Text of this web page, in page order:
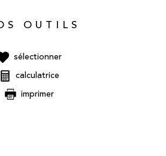
OUTILS
sélectionner
calculatrice
imprimer